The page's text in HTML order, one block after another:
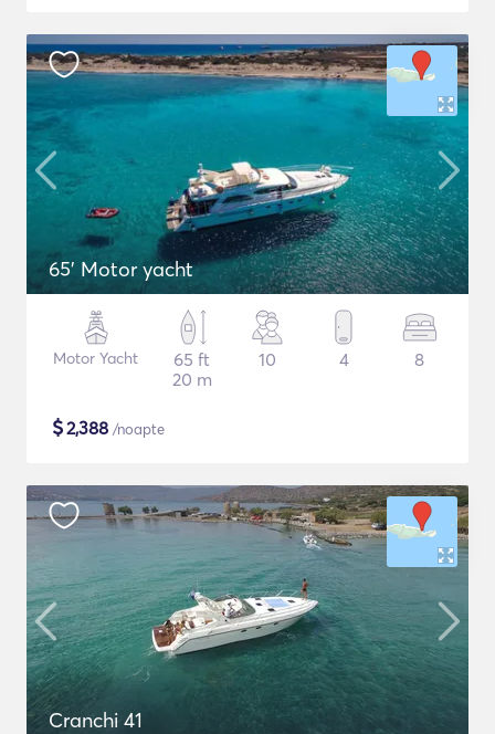
65' Motor yacht
Motor Yacht
65 ft
20 m
10 4 8
$2,388 /noapte
Cranchi 41